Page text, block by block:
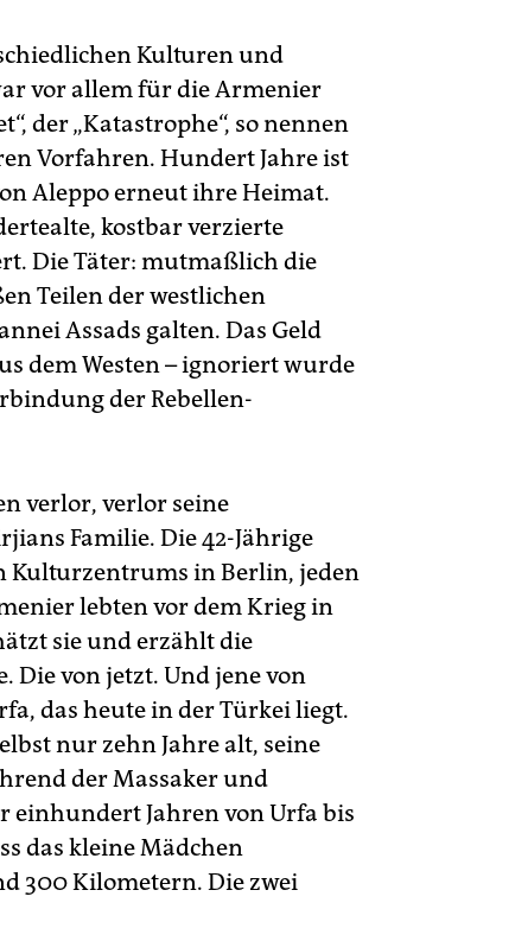
Kulturen und
vor allem für die Armenier
der „Katastrophe“, so nennen
Vorfahren. Hundert Jahre ist
Aleppo erneut ihre Heimat.
kostbar verzierte
Die Täter: mutmaßlich die
Teilen der westlichen
Assads galten. Das Geld
dem Westen – ignoriert wurde
der Rebellen-
verlor, verlor seine
Familie. Die 42-Jährige
Kulturzentrums in Berlin, jeden
lebten vor dem Krieg in
sie und erzählt die
Die von jetzt. Und jene von
das heute in der Türkei liegt.
nur zehn Jahre alt, seine
der Massaker und
einhundert Jahren von Urfa bis
das kleine Mädchen
300 Kilometern. Die zwei